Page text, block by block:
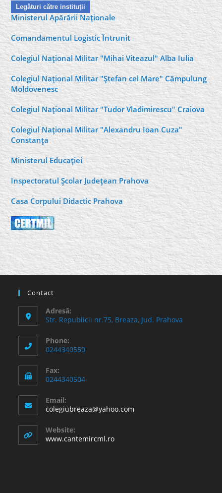
Legături către instituţii
Ministerul Apărării Naţionale
Comandamentul Logistic Întrunit
Colegiul Naţional Militar "Mihai Viteazul" Alba Iulia
Colegiul Naţional Militar "Ştefan cel Mare" Câmpulung
Moldovenesc
Colegiul Naţional Militar "Tudor Vladimirescu" Craiova
Colegiul Naţional Militar "Alexandru Ioan Cuza"
Constanţa
Ministerul Educaţiei
Inspectoratul Şcolar Judeţean Prahova
Casa Corpului Didactic Prahova
Contact
Adresă:
Str. Republicii nr.75, Breaza, Jud. Prahova
Phone:
0244340550
Fax:
0244340504
Email:
colegiubreaza@yahoo.com
Website:
www.cantemircml.ro